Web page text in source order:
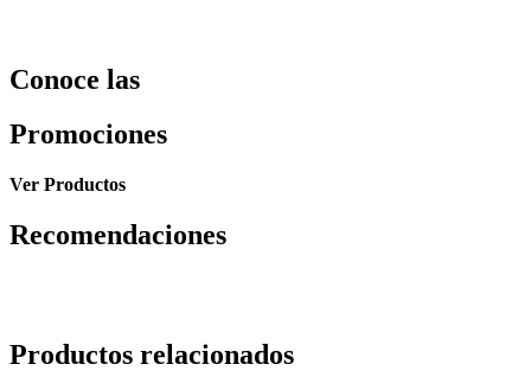
Conoce las
Promociones
Ver Productos
Recomendaciones
Productos relacionados